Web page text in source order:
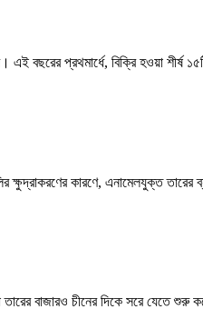
প্রথমার্ধে, বিক্রি হওয়া শীর্ষ
কারণে, এনামেলযুক্ত তারের
বাজারও চীনের দিকে সরে যেতে শুরু